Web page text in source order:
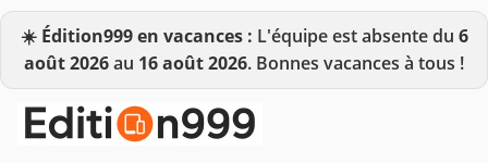
☀️ Édition999 en vacances : L'équipe est absente du 6
août 2026au 16 août 2026. Bonnes vacances à tous !